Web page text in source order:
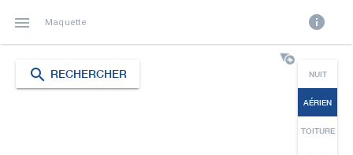
 Maquette info